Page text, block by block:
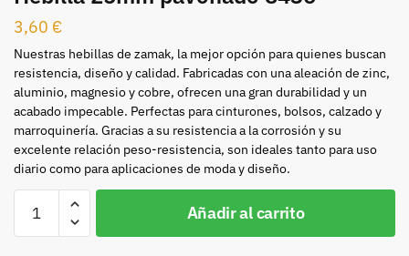
3,60 €
Nuestras hebillas de zamak, la mejor opción para quienes buscan
resistencia, diseño y calidad. Fabricadas con una aleación de zinc,
aluminio, magnesio y cobre, ofrecen una gran durabilidad y un
acabado impecable. Perfectas para cinturones, bolsos, calzado y
marroquinería. Gracias a su resistencia a la corrosión y su
excelente relación peso-resistencia, son ideales tanto para uso
diario como para aplicaciones de moda y diseño.
25mm
Añadir al carrito